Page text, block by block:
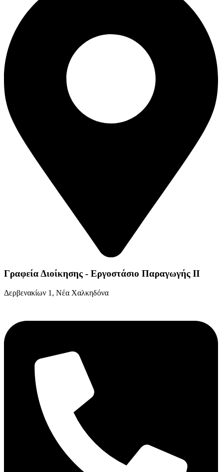
Γραφεία Διοίκησης - Εργοστάσιο Παραγωγής ΙΙ
Δερβενακίων 1, Νέα Χαλκηδόνα